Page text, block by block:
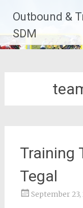
konten
Outbound &
SDM
Training
Tegal
September 23,